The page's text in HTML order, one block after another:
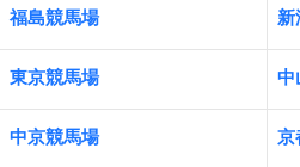
福島競馬場 新
東京競馬場 中
中京競馬場 京